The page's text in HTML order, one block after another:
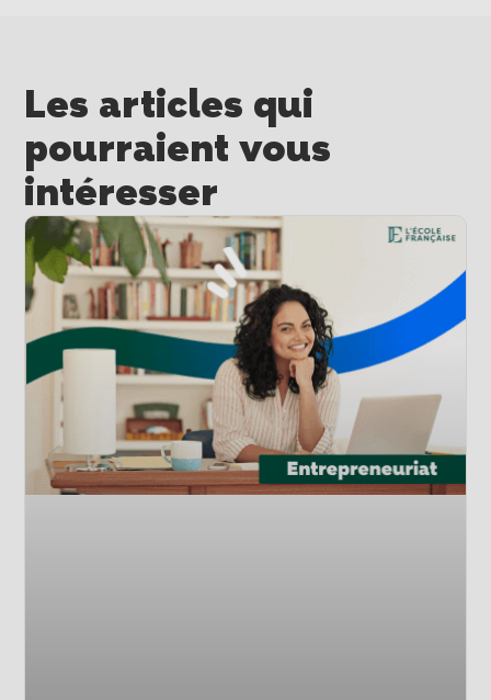
Les articles qui
pourraient vous
intéresser